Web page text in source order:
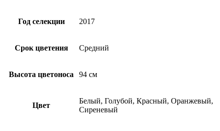
Год селекции 2017
Срок цветения Средний
Высота цветоноса 94 см
Цвет
Белый, Голубой, Красный, Оранжевый,
Сиреневый